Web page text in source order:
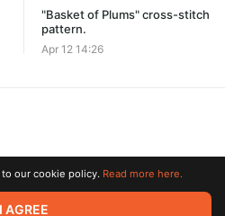
"Basket of Plums" cross-stitch
pattern.
Apr 12 14:26
All rights reserved. All trademarks
our cookie policy. Read more here.
I AGREE